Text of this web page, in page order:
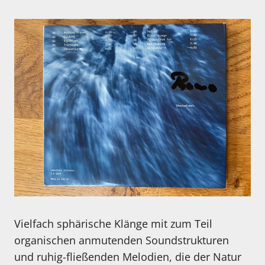
Vielfach sphärische Klänge mit zum Teil
organischen anmutenden Soundstrukturen
und ruhig-fließenden Melodien, die der Natur